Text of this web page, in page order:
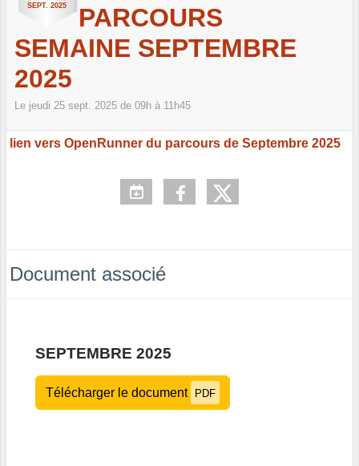
SEPT. 2025
PARCOURS
SEMAINE SEPTEMBRE
2025
Le jeudi 25 sept. 2025 de 09h à 11h45
lien vers OpenRunner du parcours de Septembre 2025
Document associé
SEPTEMBRE 2025
Télécharger le document PDF